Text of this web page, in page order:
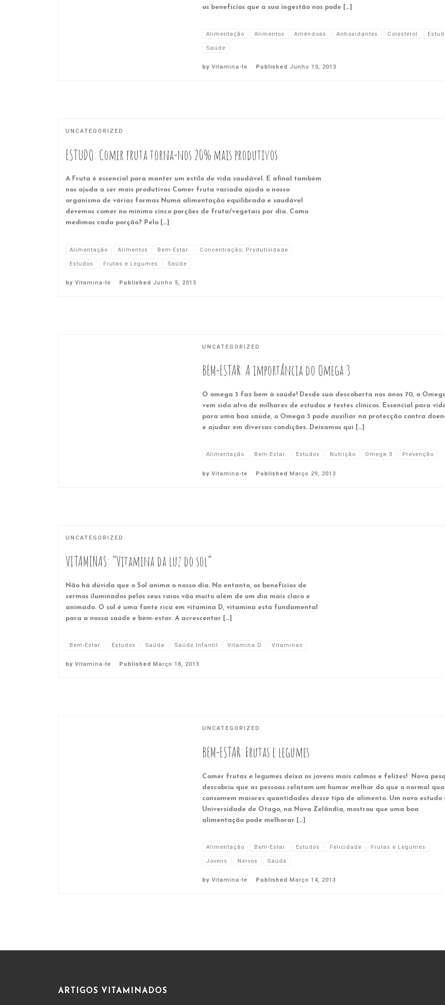
os benefícios que a sua ingestão nos pode […]
Alimentação Alimentos Amêndoas Antioxidantes Colesterol
Saúde
by Vitamina-te Published Junho 13, 2013
UNCATEGORIZED
ESTUDO: Comer fruta torna-nos 20% mais produtivos
A Fruta é essencial para manter um estilo de vida saudável. E afinal também
nos ajuda a ser mais produtivos Comer fruta variada ajuda o nosso
organismo de várias formas Numa alimentação equilibrada e saudável
devemos comer no mínimo cinco porções de fruta/vegetais por dia. Como
medimos cada porção? Pelo […]
Alimentação Alimentos Bem-Estar. Concentração; Produtividade
Estudos Frutas e Legumes Saúde
by Vitamina-te Published Junho 5, 2013
UNCATEGORIZED
BEM-ESTAR: A importância do Omega 3
O omega 3 faz bem à saúde! Desde sua descoberta nos anos 70, o
vem sido alvo de milhares de estudos e testes clínicos. Essencial para
para uma boa saúde, o Omega 3 pode auxiliar na protecção contra
e ajudar em diversas condições. Deixamos qui […]
Alimentação Bem-Estar. Estudos Nutrição Omega 3 Prevenção
by Vitamina-te Published Março 29, 2013
UNCATEGORIZED
VITAMINAS: “Vitamina da luz do sol”
Não há dúvida que o Sol anima o nosso dia. No entanto, os benefícios de
sermos iluminados pelos seus raios vão muito além de um dia mais claro e
animado. O sol é uma fonte rica em vitamina D, vitamina esta fundamental
para a nossa saúde e bem-estar. A acrescentar […]
Bem-Estar. Estudos Saúde Saúde Infantil Vitamina D Vitaminas
by Vitamina-te Published Março 18, 2013
UNCATEGORIZED
BEM-ESTAR: Frutas e legumes
Comer frutas e legumes deixa os jovens mais calmos e felizes! Nova
descobriu que as pessoas relatam um humor melhor do que o normal
consomem maiores quantidades desse tipo de alimento. Um novo estudo
Universidade de Otago, na Nova Zelândia, mostrou que uma boa
alimentação pode melhorar […]
Alimentação Bem-Estar. Estudos Felicidade Frutas e Legumes
Jovens Nervos Saúde
by Vitamina-te Published Março 14, 2013
ARTIGOS VITAMINADOS